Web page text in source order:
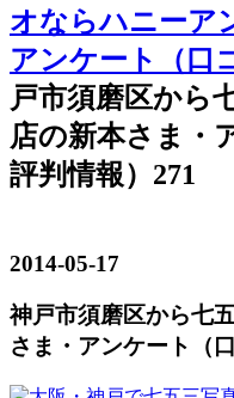
オならハニーア
アンケート（口
戸市須磨区から
店の新本さま・
評判情報）271
2014-05-17
神戸市須磨区から七
さま・アンケート（